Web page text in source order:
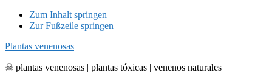
Zum Inhalt springen
Zur Fußzeile springen
Plantas venenosas
☠ plantas venenosas | plantas tóxicas | venenos naturales